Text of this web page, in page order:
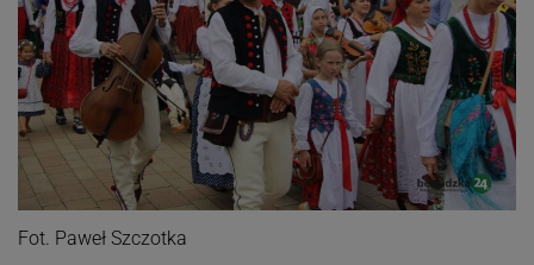
Fot. Paweł Szczotka